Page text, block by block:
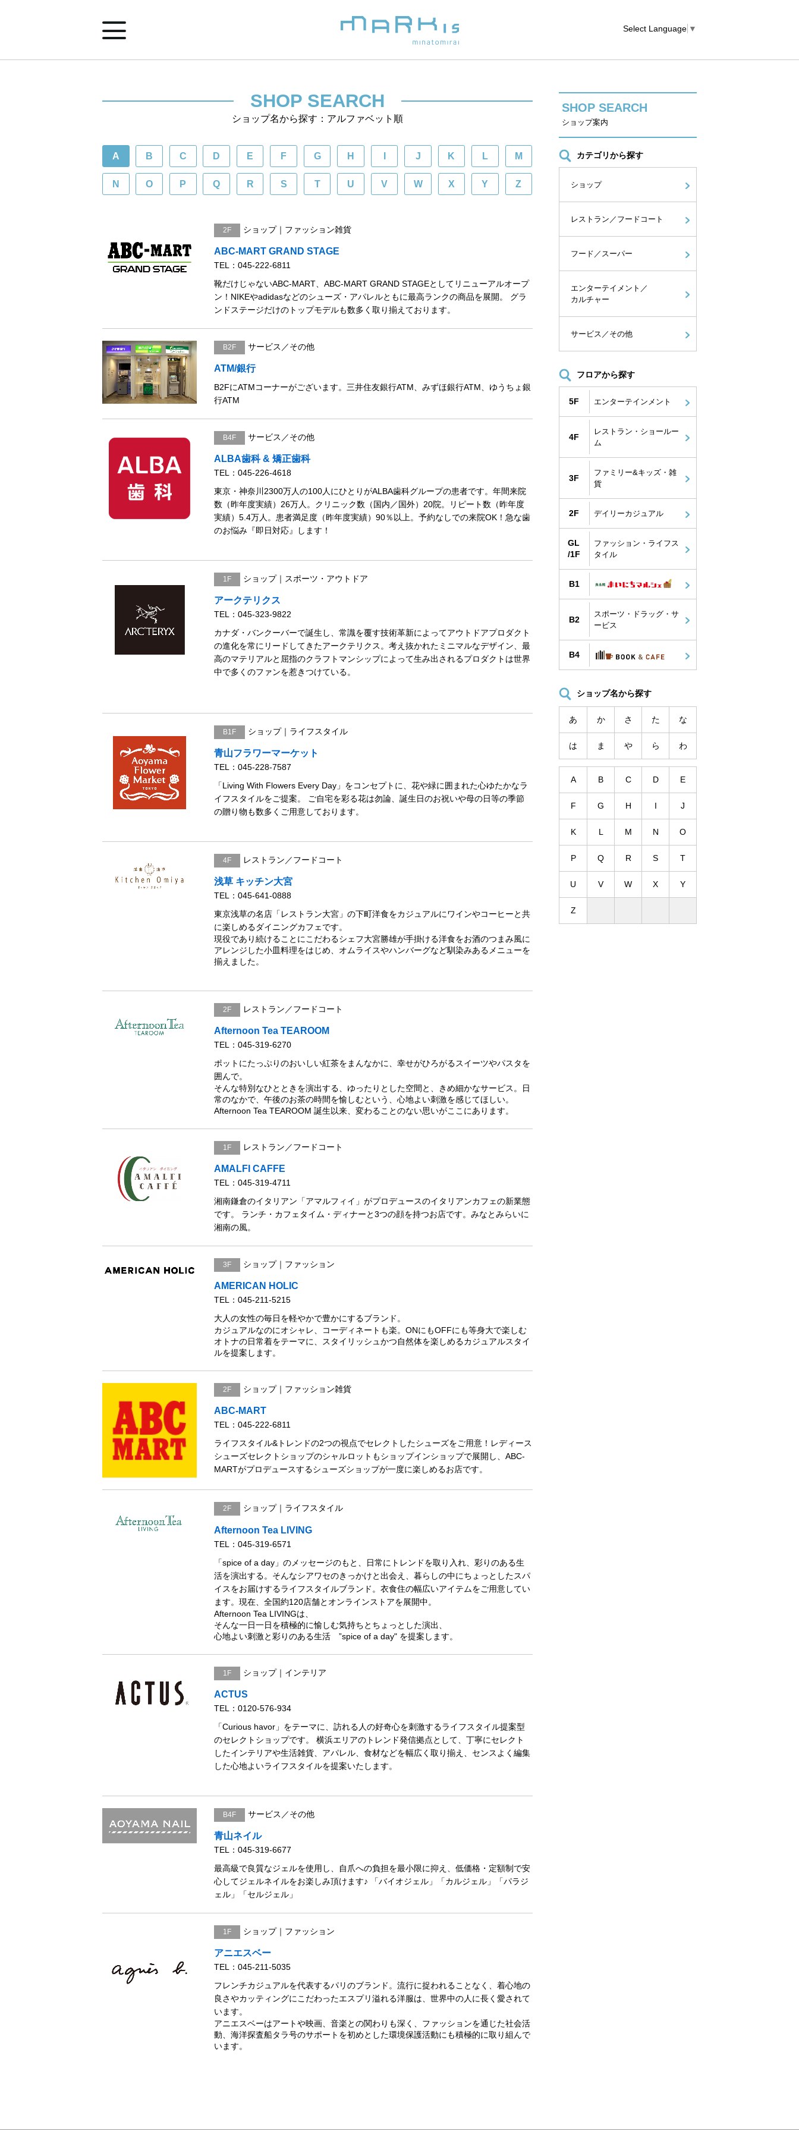
Select Language ▼
イベント&ニュース
施設案内
フロアガイド(PDF)
SHOP SEARCH
ショップ名から探す：アルファベット順
A B C D E F G H J K L M
N O P Q R S T U V W X Y Z
2F ショップ｜ファッション雑貨
ABC-MART GRAND STAGE
TEL：045-222-6811
靴だけじゃないABC-MART、ABC-MART GRAND STAGEとしてリニューアルオープ
ン！NIKEやadidasなどのシューズ・アパレルともに最高ランクの商品を展開。 グラ
ンドステージだけのトップモデルも数多く取り揃えております。
B2F サービス／その他
ATM/銀行
B2FにATMコーナーがございます。三井住友銀行ATM、みずほ銀行ATM、ゆうちょ銀
行ATM
B4F サービス／その他
ALBA歯科 & 矯正歯科
TEL：045-226-4618
東京・神奈川2300万人の100人にひとりがALBA歯科グループの患者です。年間来院
数（昨年度実績）26万人。クリニック数（国内／国外）20院。リピート数（昨年度
実績）5.4万人。患者満足度（昨年度実績）90％以上。予約なしでの来院OK！急な歯
のお悩み『即日対応』します！
1F ショップ｜スポーツ・アウトドア
アークテリクス
TEL：045-323-9822
カナダ・バンクーバーで誕生し、常識を覆す技術革新によってアウトドアプロダクト
の進化を常にリードしてきたアークテリクス。考え抜かれたミニマルなデザイン、最
高のマテリアルと屈指のクラフトマンシップによって生み出されるプロダクトは世界
中で多くのファンを惹きつけている。
B1F ショップ｜ライフスタイル
青山フラワーマーケット
TEL：045-228-7587
「Living With Flowers Every Day」をコンセプトに、花や緑に囲まれた心ゆたかなラ
イフスタイルをご提案。 ご自宅を彩る花は勿論、誕生日のお祝いや母の日等の季節
の贈り物も数多くご用意しております。
4F レストラン／フードコート
浅草 キッチン大宮
TEL：045-641-0888
東京浅草の名店「レストラン大宮」の下町洋食をカジュアルにワインやコーヒーと共
に楽しめるダイニングカフェです。
現役であり続けることにこだわるシェフ大宮勝雄が手掛ける洋食をお酒のつまみ風に
アレンジした小皿料理をはじめ、オムライスやハンバーグなど馴染みあるメニューを
揃えました。
2F レストラン／フードコート
Afternoon Tea TEAROOM
TEL：045-319-6270
ポットにたっぷりのおいしい紅茶をまんなかに、幸せがひろがるスイーツやパスタを
囲んで。
そんな特別なひとときを演出する、ゆったりとした空間と、きめ細かなサービス。日
常のなかで、午後のお茶の時間を愉しむという、心地よい刺激を感じてほしい。
Afternoon Tea TEAROOM 誕生以来、変わることのない思いがここにあります。
1F レストラン／フードコート
AMALFI CAFFE
TEL：045-319-4711
湘南鎌倉のイタリアン「アマルフィイ」がプロデュースのイタリアンカフェの新業態
です。 ランチ・カフェタイム・ディナーと3つの顔を持つお店です。みなとみらいに
湘南の風。
3F ショップ｜ファッション
AMERICAN HOLIC
TEL：045-211-5215
大人の女性の毎日を軽やかで豊かにするブランド。
カジュアルなのにオシャレ、コーディネートも楽。ONにもOFFにも等身大で楽しむ
オトナの日常着をテーマに、スタイリッシュかつ自然体を楽しめるカジュアルスタイ
ルを提案します。
2F ショップ｜ファッション雑貨
ABC-MART
TEL：045-222-6811
ライフスタイル&トレンドの2つの視点でセレクトしたシューズをご用意！レディース
シューズセレクトショップのシャルロットもショップインショップで展開し、ABC-
MARTがプロデュースするシューズショップが一度に楽しめるお店です。
2F ショップ｜ライフスタイル
Afternoon Tea LIVING
TEL：045-319-6571
「spice of a day」のメッセージのもと、日常にトレンドを取り入れ、彩りのある生
活を演出する。そんなシアワセのきっかけと出会え、暮らしの中にちょっとしたスパ
イスをお届けするライフスタイルブランド。衣食住の幅広いアイテムをご用意してい
ます。現在、全国約120店舗とオンラインストアを展開中。
Afternoon Tea LIVINGは、
そんな一日一日を積極的に愉しむ気持ちとちょっとした演出、
心地よい刺激と彩りのある生活 ”spice of a day" を提案します。
1F ショップ｜インテリア
ACTUS
TEL：0120-576-934
「Curious havor」をテーマに、訪れる人の好奇心を刺激するライフスタイル提案型
のセレクトショップです。 横浜エリアのトレンド発信拠点として、丁寧にセレクト
したインテリアや生活雑貨、アパレル、食材などを幅広く取り揃え、センスよく編集
した心地よいライフスタイルを提案いたします。
B4F サービス／その他
青山ネイル
TEL：045-319-6677
最高級で良質なジェルを使用し、自爪への負担を最小限に抑え、低価格・定額制で安
心してジェルネイルをお楽しみ頂けます♪ 「バイオジェル」「カルジェル」「パラジ
ェル」「セルジェル」
1F ショップ｜ファッション
アニエスベー
TEL：045-211-5035
フレンチカジュアルを代表するパリのブランド。流行に捉われることなく、着心地の
良さやカッティングにこだわったエスプリ溢れる洋服は、世界中の人に長く愛されて
います。
アニエスベーはアートや映画、音楽との関わりも深く、ファッションを通じた社会活
動、海洋探査船タラ号のサポートを初めとした環境保護活動にも積極的に取り組んで
います。
SHOP SEARCH
ショップ案内
カテゴリから探す
ショップ
レストラン／フードコート
フード／スーパー
エンターテイメント／
カルチャー
サービス／その他
フロアから探す
5F エンターテインメント
4F
レストラン・ショールー
ム
3F
ファミリー&キッズ・雑
貨
2F デイリーカジュアル
GL
/1F
ファッション・ライフス
タイル
B1
B2
スポーツ・ドラッグ・サ
ービス
B4
ショップ名から探す
あ か さ た な
は ま や ら わ
A B C D E
F G H I J
K L M N O
P Q R S T
U V W X Y
Z